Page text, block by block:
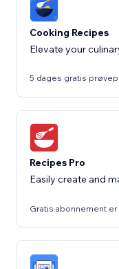
Cooking Recipes
Elevate your
5 dages gratis
Recipes Pro
Easily create and
Gratis abonnement